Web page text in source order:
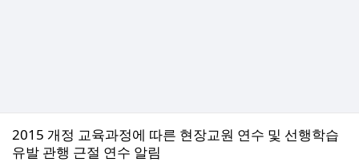
2015 개정 교육과정에 따른 현장교원 연수 및 선행학습
유발 관행 근절 연수 알림